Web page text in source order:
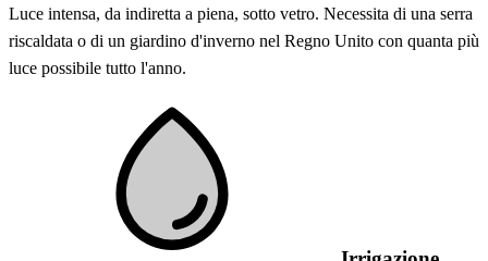
Luce intensa, da indiretta a piena, sotto vetro. Necessita di una serra
riscaldata o di un giardino d'inverno nel Regno Unito con quanta più
luce possibile tutto l'anno.